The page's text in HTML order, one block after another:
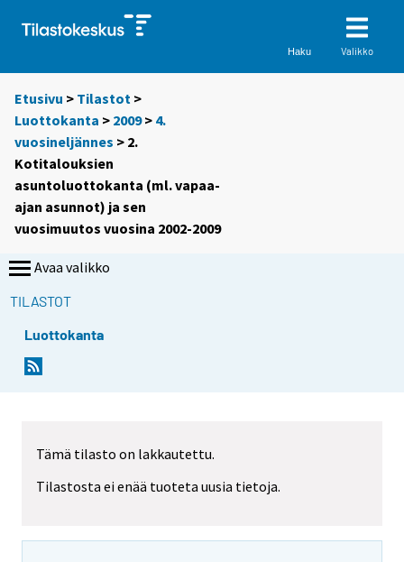
Haku Valikko
Etusivu > Tilastot >
Luottokanta > 2009> 4.
vuosineljännes > 2.
Kotitalouksien
asuntoluottokanta (ml. vapaa-
ajan asunnot) ja sen
vuosimuutos vuosina 2002-2009
Avaa valikko
TILASTOT
Luottokanta
Tämä tilasto on lakkautettu.
Tilastosta ei enää tuoteta uusia tietoja.